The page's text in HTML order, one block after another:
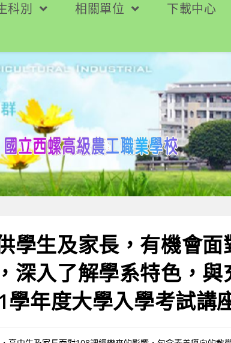
科別 相關單位 下載中心
學生及家長，有機會面
深入了解學系特色，與
學年度大學入學考試講